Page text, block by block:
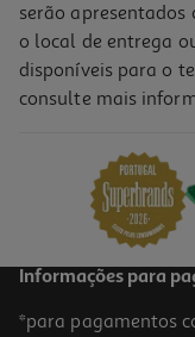
Suplemento Efpbiotek
12,99 €
serão apresentados
o local de entrega
disponíveis para o
consulte mais
Informações para
*para pagamentos